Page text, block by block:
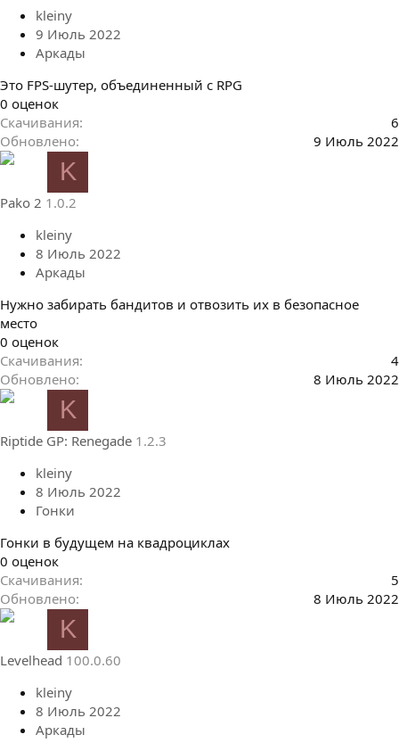
kleiny
9 Июль 2022
Аркады
Это FPS-шутер, объединенный с RPG
0
.
0
0
в
0 оценок
Скачивания
6
Обновлено
9 Июль 2022
K
Pako 2 1.0.2
kleiny
8 Июль 2022
Аркады
Нужно забирать бандитов и отвозить их в безопасное
место
0
.
0
0
в
0 оценок
Скачивания
4
Обновлено
8 Июль 2022
K
Riptide GP: Renegade 1.2.3
kleiny
8 Июль 2022
Гонки
Гонки в будущем на квадроциклах
0
.
0
0
в
0 оценок
Скачивания
5
Обновлено
8 Июль 2022
K
Levelhead 100.0.60
kleiny
8 Июль 2022
Аркады